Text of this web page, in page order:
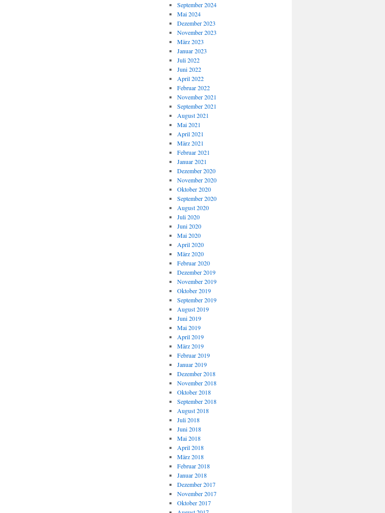
September 2024
Mai 2024
Dezember 2023
November 2023
März 2023
Januar 2023
Juli 2022
Juni 2022
April 2022
Februar 2022
November 2021
September 2021
August 2021
Mai 2021
April 2021
März 2021
Februar 2021
Januar 2021
Dezember 2020
November 2020
Oktober 2020
September 2020
August 2020
Juli 2020
Juni 2020
Mai 2020
April 2020
März 2020
Februar 2020
Dezember 2019
November 2019
Oktober 2019
September 2019
August 2019
Juni 2019
Mai 2019
April 2019
März 2019
Februar 2019
Januar 2019
Dezember 2018
November 2018
Oktober 2018
September 2018
August 2018
Juli 2018
Juni 2018
Mai 2018
April 2018
März 2018
Februar 2018
Januar 2018
Dezember 2017
November 2017
Oktober 2017